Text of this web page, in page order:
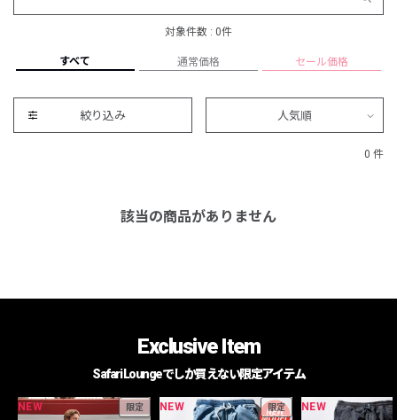
対象件数 : 0件
すべて 通常価格 セール価格
絞り込み 人気順
0 件
該当の商品がありません
Exclusive Item
Safari Loungeでしか買えない限定アイテム
NEW 限定 NEW 限定 NEW